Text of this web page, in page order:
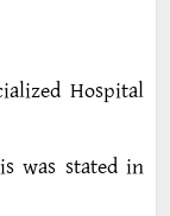
Hospital
was stated in